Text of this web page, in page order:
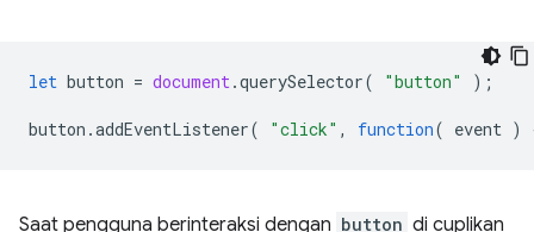
let button = document.querySelector( "button" );
button .addEventListener( "click" , function( event )
Saat pengguna berinteraksi dengan button di cuplikan